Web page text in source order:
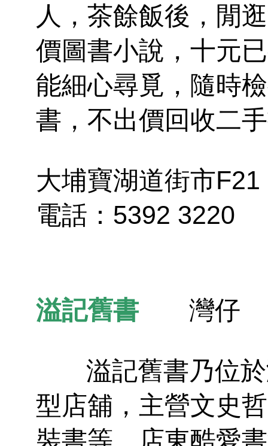
人，茶餘飯後，閒
價圖書小說，十元
能細心尋覓，隨時
書，不出價回收二
大埔寶湖道街市F21
電話：5392 3220
溢記舊書 灣仔
溢記舊書乃位於
型店舖，主營文史
裝書等。店東酷愛